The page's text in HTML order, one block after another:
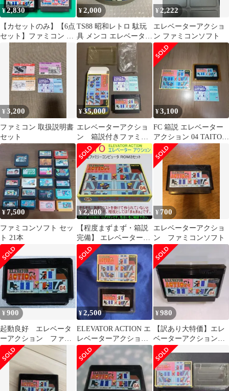
¥2,830
【カセットのみ】【6点
セット】ファミコン マ
ッピー ドルアーガの塔
フロントライン 魔界村
エレベーターアクショ
ン トランスフォーマー
コンボイの謎 FC
¥2,000
TS88 昭和レトロ 駄玩
具 メンコ エレベーター
アクション 13枚セット
¥ 2,222
エレベーターアクショ
ン ファミコンソフト
¥3,200
ファミコン 取扱説明書
セット
¥35,000
エレベーターアクショ
ン 箱説付きファミコ
ンソフト
¥3,100
FC 箱説 エレベーター
アクション 04 TAITO
ファミコン
¥7,500
ファミコンソフト セッ
ト 21本
¥2,400
【程度まずまず・箱説
完備】 エレベーターア
クション タイトー 《動
作確認済》
¥ 700
エレベーターアクショ
ン ファミコンソフト
¥900
起動良好 エレベータ
ーアクション ファミ
コンソフト ソフトの
み出品
¥2,500
ELEVATOR ACTION エ
レベーターアクション
ファミコン
¥980
【訳あり大特価】エレ
ベーターアクション
ファミコンソフト